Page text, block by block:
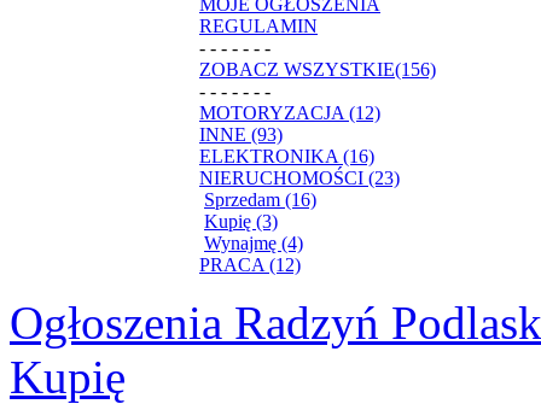
REGULAMIN
- - - - - - -
ZOBACZ WSZYSTKIE(156)
- - - - - - -
MOTORYZACJA (12)
INNE (93)
ELEKTRONIKA (16)
NIERUCHOMOŚCI (23)
Sprzedam (16)
Kupię (3)
Wynajmę (4)
PRACA (12)
Ogłoszenia Radzyń
Kupię